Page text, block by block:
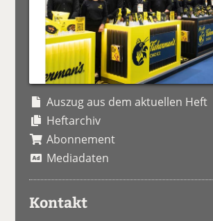
Auszug aus dem aktuellen Heft
Heftarchiv
Abonnement
Mediadaten
Kontakt